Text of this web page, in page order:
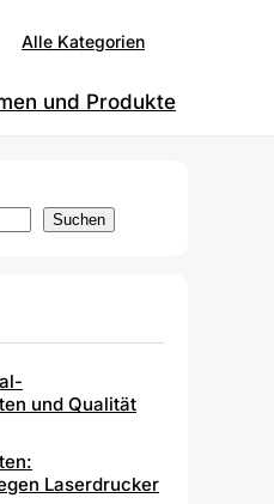
Alle Kategorien
und Produkte
Suchen
und Qualität
Laserdrucker